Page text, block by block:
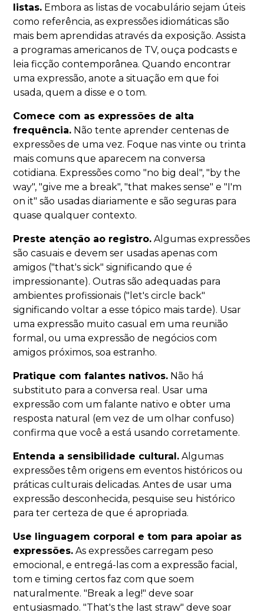
listas. Embora as listas de vocabulário sejam úteis
como referência, as expressões idiomáticas são
mais bem aprendidas através da exposição. Assista
a programas americanos de TV, ouça podcasts e
leia ficção contemporânea. Quando encontrar
uma expressão, anote a situação em que foi
usada, quem a disse e o tom.
Comece com as expressões de alta
frequência. Não tente aprender centenas de
expressões de uma vez. Foque nas vinte ou trinta
mais comuns que aparecem na conversa
cotidiana. Expressões como "no big deal", "by the
way", "give me a break", "that makes sense" e "I'm
on it" são usadas diariamente e são seguras para
quase qualquer contexto.
Preste atenção ao registro. Algumas expressões
são casuais e devem ser usadas apenas com
amigos ("that's sick" significando que é
impressionante). Outras são adequadas para
ambientes profissionais ("let's circle back"
significando voltar a esse tópico mais tarde). Usar
uma expressão muito casual em uma reunião
formal, ou uma expressão de negócios com
amigos próximos, soa estranho.
Pratique com falantes nativos. Não há
substituto para a conversa real. Usar uma
expressão com um falante nativo e obter uma
resposta natural (em vez de um olhar confuso)
confirma que você a está usando corretamente.
Entenda a sensibilidade cultural. Algumas
expressões têm origens em eventos históricos ou
práticas culturais delicadas. Antes de usar uma
expressão desconhecida, pesquise seu histórico
para ter certeza de que é apropriada.
Use linguagem corporal e tom para apoiar as
expressões. As expressões carregam peso
emocional, e entregá-las com a expressão facial,
tom e timing certos faz com que soem
naturalmente. "Break a leg!" deve soar
entusiasmado. "That's the last straw" deve soar